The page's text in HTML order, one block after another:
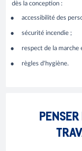
dès la conception :
accessibilité des
sécurité incendie ;
respect de la marche
règles d'hygiène.